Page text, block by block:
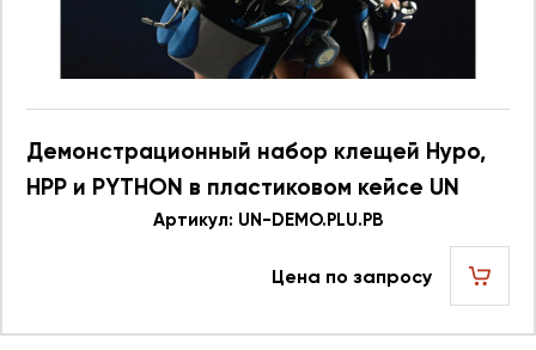
Демонстрационный набор клещей Hypo,
HPP и PYTHON в пластиковом кейсе UN
DEMO.PLU.PB 624993Артикул: UN-DEMO.PLU.PB
Цена по запросу